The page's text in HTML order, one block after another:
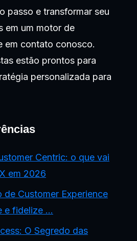
passo e transformar seu
em um motor de
em contato conosco.
estão prontos para
personalizada para
Centric: o que vai
em 2026
de Customer Experience
e fidelize ...
O Segredo das